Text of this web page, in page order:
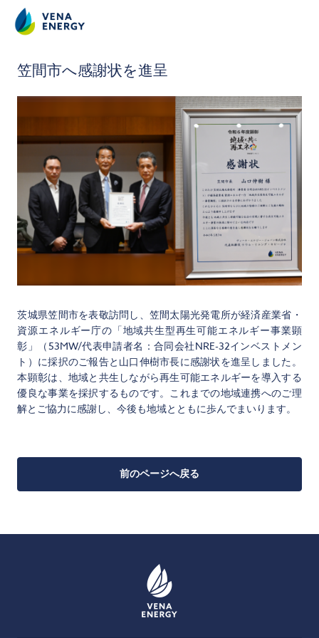
2025.5.7
笠間市へ感謝状を進呈
茨城県笠間市を表敬訪問し、笠間太陽光発電所が経済産業省・
資源エネルギー庁の「地域共生型再生可能エネルギー事業顕
彰」（53MW/代表申請者名：合同会社NRE-32インベストメン
ト）に採択のご報告と山口伸樹市長に感謝状を進呈しました。
本顕彰は、地域と共生しながら再生可能エネルギーを導入する
優良な事業を採択するものです。これまでの地域連携へのご理
解とご協力に感謝し、今後も地域とともに歩んでまいります。
前のページへ戻る